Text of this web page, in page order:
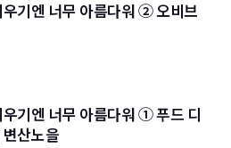
우기엔 너무 아름다워 ② 오비브
우기엔 너무 아름다워 ① 푸드 디
산노을